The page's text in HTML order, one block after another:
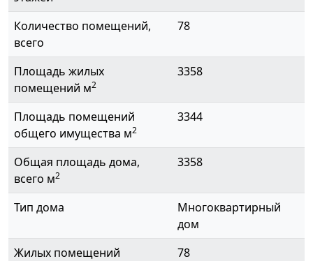
Количество помещений,
всего
78
Площадь жилых
помещений м2
3358
Площадь помещений
общего имущества м2
3344
Общая площадь дома,
всего м2
3358
Тип дома
Многоквартирный
дом
Жилых помещений
78